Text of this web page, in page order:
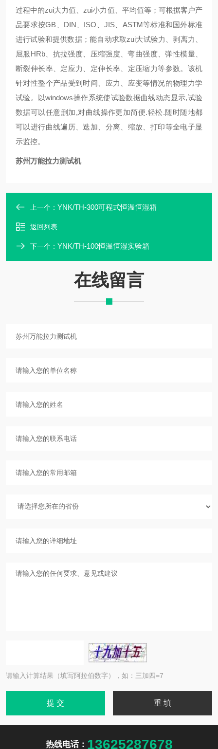
过程中的zui大力值、zui小力值、平均值等；可根据客户产
品要求按GB、DIN、ISO、JIS、ASTM等标准和国外标准
进行试验和提供数据；能自动求取zui大试验力、剥离力、
屈服HRb、抗拉强度、压缩强度、弯曲强度、弹性模量、
断裂伸长率、定应力、定伸长率、定压缩力等参数。该机
针对性整个产品受到时间、应力、应变等情况的物理力学
试验。以windows操作系统使试验数据曲线动态显示,试验
数据可以任意删加,对曲线操作更加简便.轻松.随时随地都
可以进行曲线遍历、迭加、分离、缩放、打印等全电子显
示监控。
苏州万能拉力测试机
上一个： YNK/TH-300可程式恒温恒湿箱
返回列表
下一个： YNK/TH-100恒温恒湿实验箱
在线留言
请输入计算结果（填写阿拉伯数字），如：三加四=7
热线电话： 13625287678